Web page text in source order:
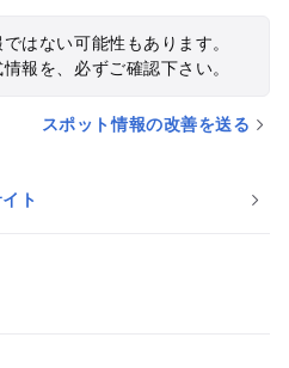
はない可能性もあります。
報を、必ずご確認下さい。
スポット情報の改善を送る
ト